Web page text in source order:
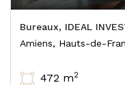
Bureaux, IDEAL
Amiens, Hauts-de-
472 m2